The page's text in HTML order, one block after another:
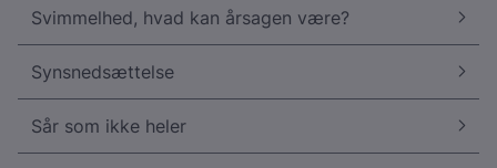
Svimmelhed, hvad kan årsagen være?
Synsnedsættelse
Sår som ikke heler